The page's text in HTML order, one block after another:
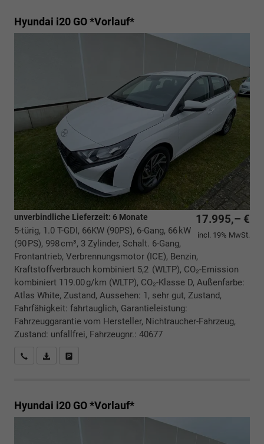
Hyundai i20 GO *Vorlauf*
17.995,– €
incl. 19% MwSt.
unverbindliche Lieferzeit: 6 Monate
5-türig, 1.0 T-GDI, 66KW (90PS), 6-Gang, 66 kW
(90 PS), 998 cm³, 3 Zylinder, Schalt. 6-Gang,
Frontantrieb, Verbrennungsmotor (ICE), Benzin,
Kraftstoffverbrauch kombiniert 5,2 (WLTP), CO₂-Emission
kombiniert 119.00 g/km (WLTP), CO₂-Klasse D, Außenfarbe:
Atlas White, Zustand, Aussehen: 1, sehr gut, Zustand,
Fahrfähigkeit: fahrtauglich, Garantieleistung:
Fahrzeuggarantie vom Hersteller, Nichtraucher-Fahrzeug,
Zustand: unfallfrei, Fahrzeugnr.: 40677
Rückrufbitte absenden
PDF-Datei, Fahrzeugexposé drucken
Hyundai i20 GO *Vorlauf*